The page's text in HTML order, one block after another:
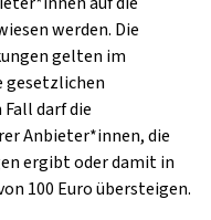
werden. Die
gelten im
gesetzlichen
darf die
Anbieter*innen, die
ergibt oder damit in
100 Euro übersteigen.